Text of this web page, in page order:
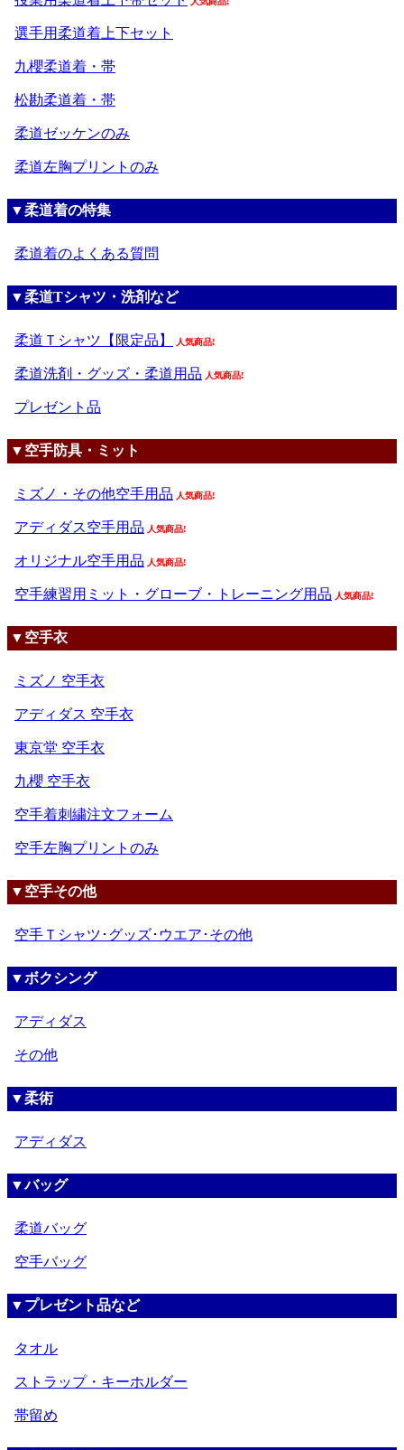
選手用柔道着上下セット
九櫻柔道着・帯
松勘柔道着・帯
柔道ゼッケンのみ
柔道左胸プリントのみ
▼柔道着の特集
柔道着のよくある質問
▼柔道Tシャツ・洗剤など
柔道Ｔシャツ【限定品】 人気商品!
柔道洗剤・グッズ・柔道用品 人気商品!
プレゼント品
▼空手防具・ミット
ミズノ・その他空手用品 人気商品!
アディダス空手用品 人気商品!
オリジナル空手用品 人気商品!
空手練習用ミット・グローブ・トレーニング用品 人気商品!
▼空手衣
ミズノ 空手衣
アディダス 空手衣
東京堂 空手衣
九櫻 空手衣
空手着刺繍注文フォーム
空手左胸プリントのみ
▼空手その他
空手Ｔシャツ･グッズ･ウエア･その他
▼ボクシング
アディダス
その他
▼柔術
アディダス
▼バッグ
柔道バッグ
空手バッグ
▼プレゼント品など
タオル
ストラップ・キーホルダー
帯留め